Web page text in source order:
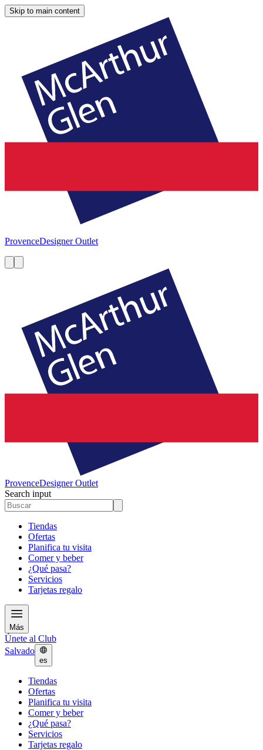
Skip to main content
ProvenceDesigner Outlet
ProvenceDesigner Outlet
Search input
Tiendas
Ofertas
Planifica tu visita
Comer y beber
¿Qué pasa?
Servicios
Tarjetas regalo
Más
Únete al Club
Salvado
es
Tiendas
Ofertas
Planifica tu visita
Comer y beber
¿Qué pasa?
Servicios
Tarjetas regalo